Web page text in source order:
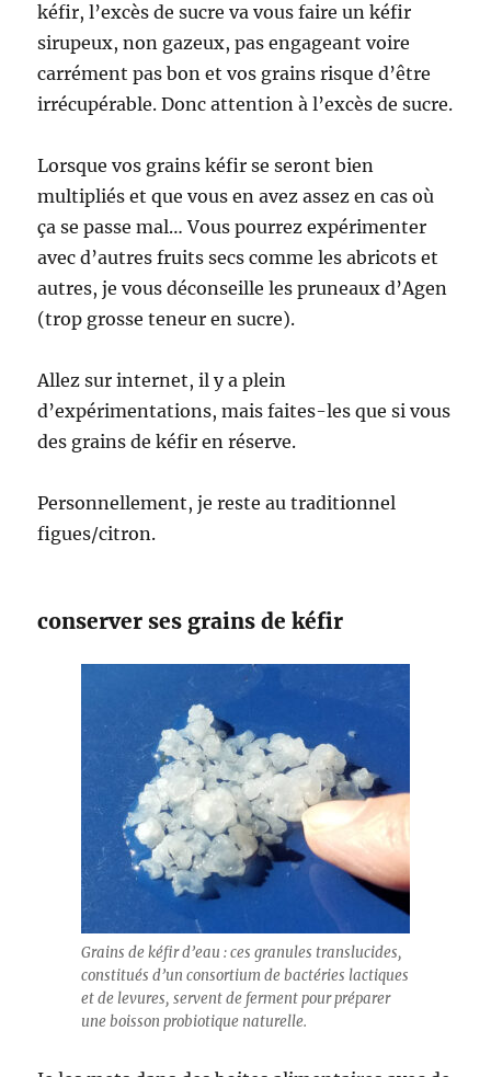
kéfir, l’excès de sucre va vous faire un kéfir
sirupeux, non gazeux, pas engageant voire
carrément pas bon et vos grains risque d’être
irrécupérable. Donc attention à l’excès de sucre.
Lorsque vos grains kéfir se seront bien
multipliés et que vous en avez assez en cas où
ça se passe mal… Vous pourrez expérimenter
avec d’autres fruits secs comme les abricots et
autres, je vous déconseille les pruneaux d’Agen
(trop grosse teneur en sucre).
Allez sur internet, il y a plein
d’expérimentations, mais faites-les que si vous
des grains de kéfir en réserve.
Personnellement, je reste au traditionnel
figues/citron.
conserver ses grains de kéfir
Grains de kéfir d’eau : ces granules translucides,
constitués d’un consortium de bactéries lactiques
et de levures, servent de ferment pour préparer
une boisson probiotique naturelle.